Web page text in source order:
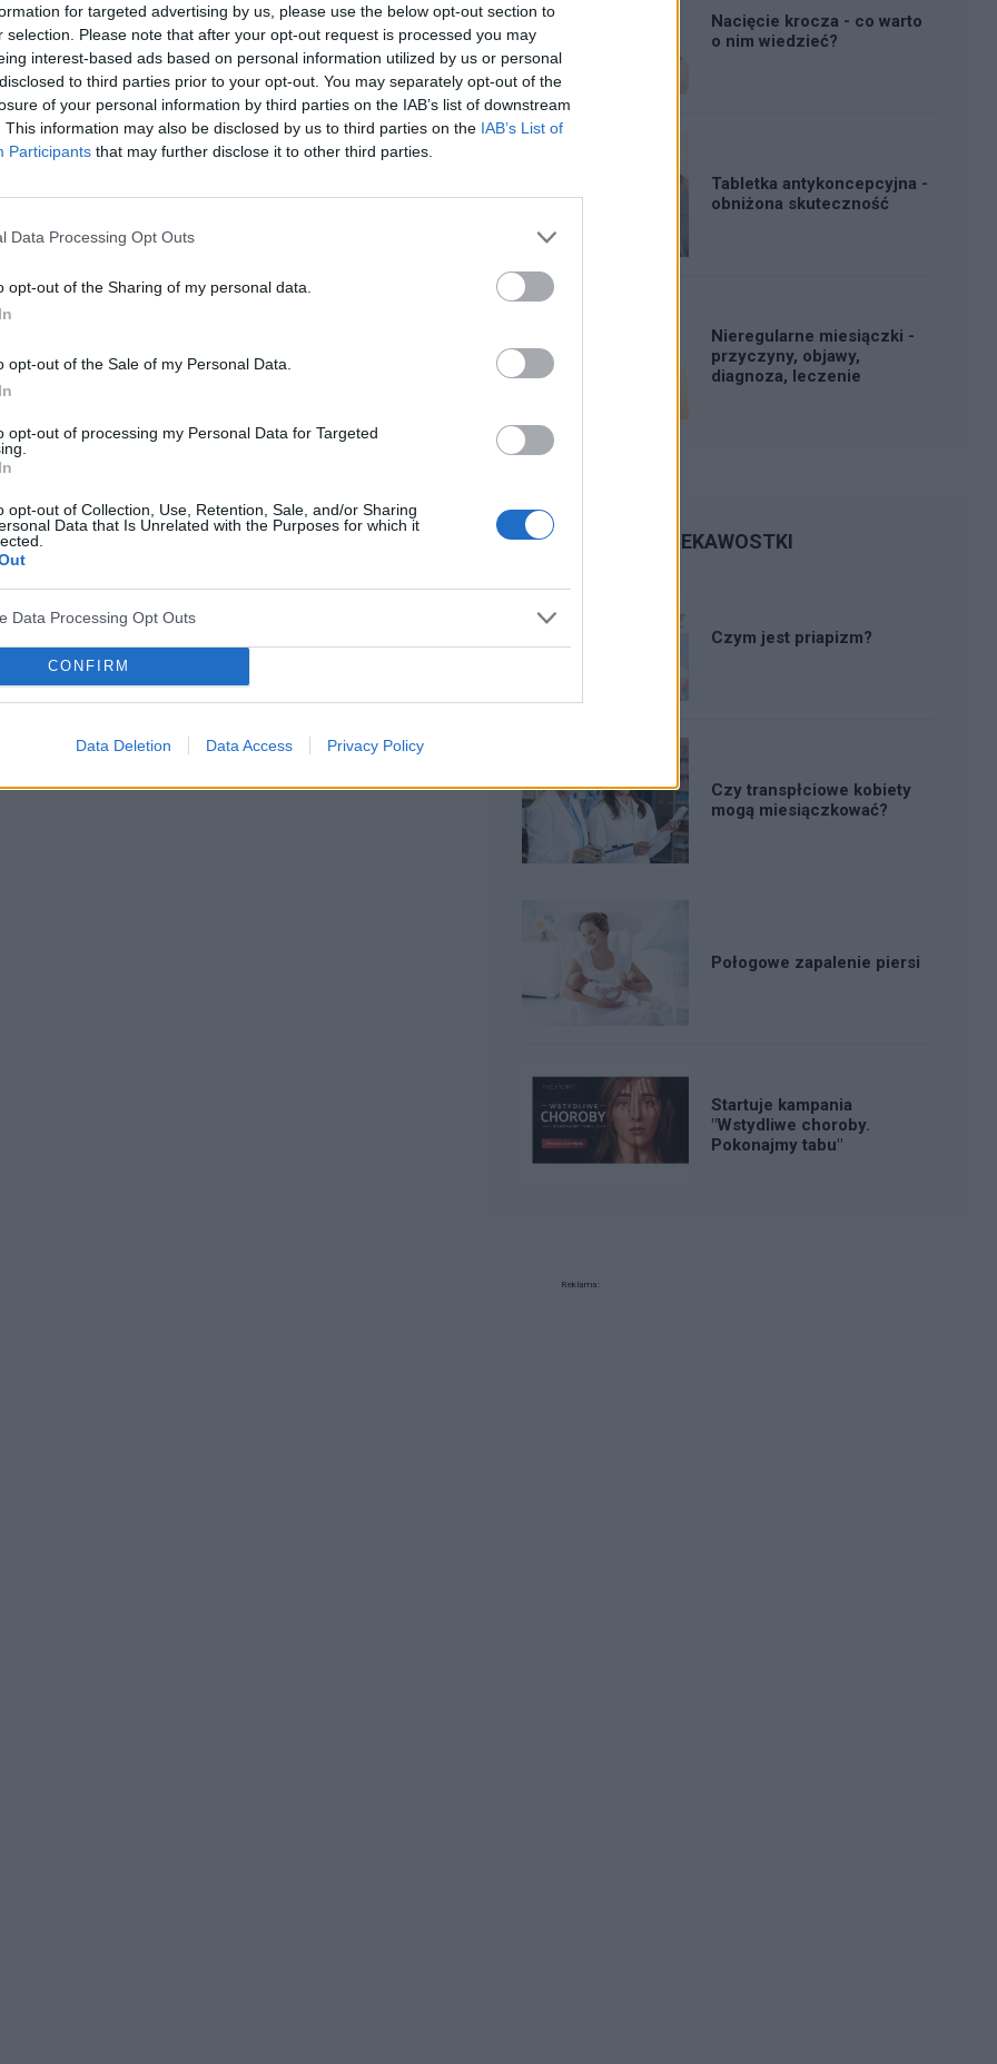
for targeted advertising by us, please use the below opt-out section to
selection. Please note that after your opt-out request is processed you may
interest-based ads based on personal information utilized by us or personal
to third parties prior to your opt-out. You may separately opt-out of the
of your personal information by third parties on the IAB’s list of downstream
This information may also be disclosed by us to third parties on the IAB’s List of
Participants that may further disclose it to other third parties.
Data Processing Opt Outs
opt-out of the Sharing of my personal data.
opt-out of the Sale of my Personal Data.
opt-out of processing my Personal Data for Targeted
opt-out of Collection, Use, Retention, Sale, and/or Sharing
Data that Is Unrelated with the Purposes for which it
Data Processing Opt Outs
CONFIRM
Data Deletion Data Access Privacy Policy
że mam zabieg a pojawiła mi się miesiączka. Czy
można wykonać zabieg?
na seks. To nie jest raczej normalne co nie? :(
dla mnie istnieć. Robię to z uwagi na męża. Udaję
powinno się uregulować co nie? ).
szczególnie po nocy.Moze jakaś masc ?
Nacięcie krocza - co warto
o nim wiedzieć?
Tabletka antykoncepcyjna -
obniżona skuteczność
Nieregularne miesiączki -
przyczyny, objawy,
diagnoza, leczenie
CIEKAWOSTKI
Czym jest priapizm?
Czy transpłciowe kobiety
mogą miesiączkować?
Połogowe zapalenie piersi
Startuje kampania
"Wstydliwe choroby.
Pokonajmy tabu"
Reklama: